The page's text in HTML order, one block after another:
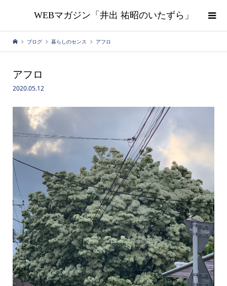
WEBマガジン「井出 祐昭のいたずら」
ブログ 暮らしのセンス アフロ
アフロ
2020.05.12